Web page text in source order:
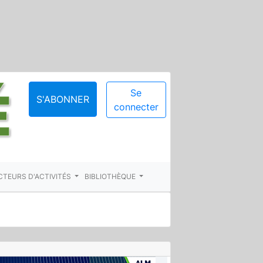
S'ABONNER
Se
connecter
D'ACTIVITÉS BIBLIOTHÈQUE